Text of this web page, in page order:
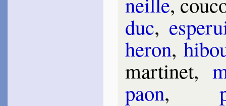
duc,
he­ron,
mar­ti­net,
paon,